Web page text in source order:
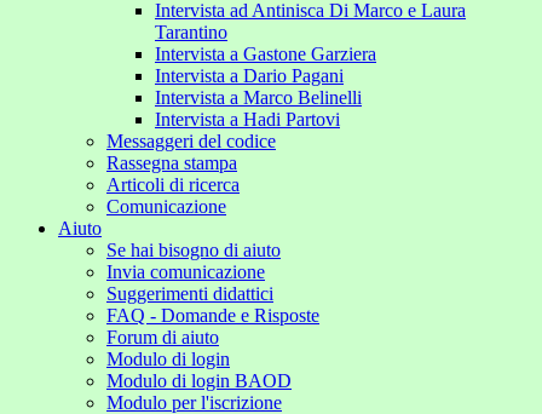
Intervista ad Antinisca Di Marco e Laura
Tarantino
Intervista a Gastone Garziera
Intervista a Dario Pagani
Intervista a Marco Belinelli
Intervista a Hadi Partovi
Messaggeri del codice
Rassegna stampa
Articoli di ricerca
Comunicazione
Aiuto
Se hai bisogno di aiuto
Invia comunicazione
Suggerimenti didattici
FAQ - Domande e Risposte
Forum di aiuto
Modulo di login
Modulo di login BAOD
Modulo per l'iscrizione